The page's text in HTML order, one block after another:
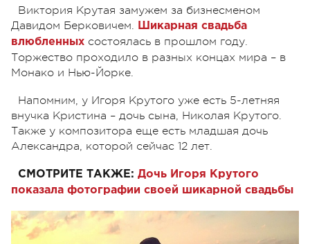
Виктория Крутая замужем за бизнесменом
Давидом Берковичем. Шикарная свадьба
влюбленных состоялась в прошлом году.
Торжество проходило в разных концах мира – в
Монако и Нью-Йорке.
Напомним, у Игоря Крутого уже есть 5-летняя
внучка Кристина – дочь сына, Николая Крутого.
Также у композитора еще есть младшая дочь
Александра, которой сейчас 12 лет.
СМОТРИТЕ ТАКЖЕ: Дочь Игоря Крутого
показала фотографии своей шикарной свадьбы